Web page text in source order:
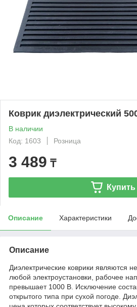
Коврик диэлектрический
В наличии
Код: 1603
Розница
3 489 ₸
Купить
Описание Характеристики
Описание
Диэлектрические коврики являются
любой электроустановки, рабочее
превышает 1000 В. Исключение
открытого типа при сухой погоде.